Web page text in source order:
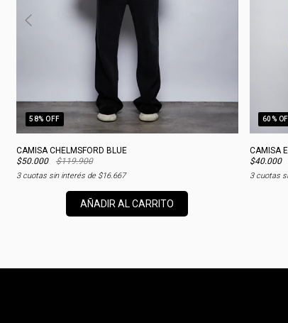
58% OFF
CAMISA CHELMSFORD BLUE
$50.000
$119.900
3cuotas sin interés de $16.667
AÑADIR AL CARRITO
60%
CAMISA
$40.000
3cuotas